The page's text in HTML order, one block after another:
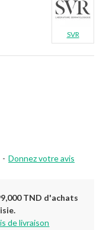
- Donnez votre avis
SVR
TND d'achats
de livraison